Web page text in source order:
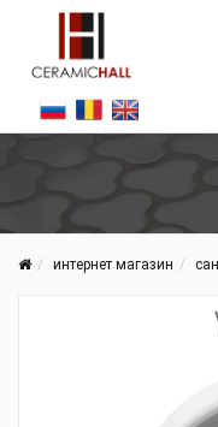
интернет магазин